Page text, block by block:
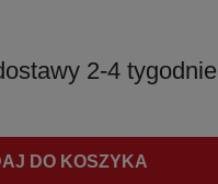
2-4 tygodnie
DO KOSZYKA